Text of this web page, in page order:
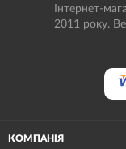
Інтернет-
2011 року.
КОМПАНІЯ